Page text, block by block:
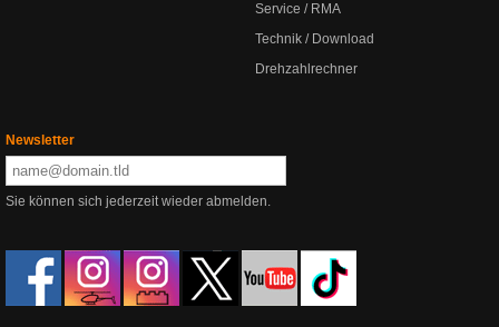
Service / RMA
Technik / Download
Drehzahlrechner
Newsletter
Sie können sich jederzeit wieder abmelden.